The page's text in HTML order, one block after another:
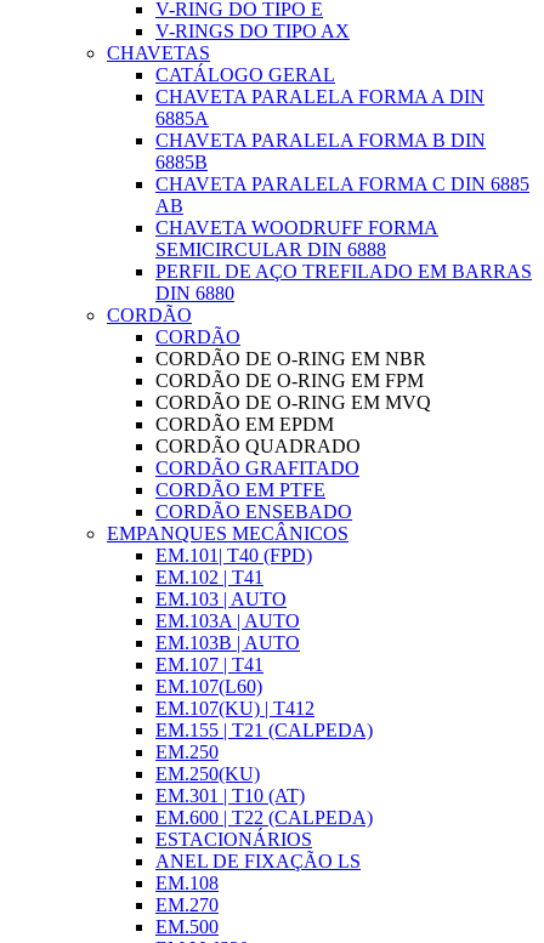
V-RING DO TIPO E
V-RINGS DO TIPO AX
CHAVETAS
CATÁLOGO GERAL
CHAVETA PARALELA FORMA A DIN
6885A
CHAVETA PARALELA FORMA B DIN
6885B
CHAVETA PARALELA FORMA C DIN 6885
AB
CHAVETA WOODRUFF FORMA
SEMICIRCULAR DIN 6888
PERFIL DE AÇO TREFILADO EM BARRAS
DIN 6880
CORDÃO
CORDÃO
CORDÃO DE O-RING EM NBR
CORDÃO DE O-RING EM FPM
CORDÃO DE O-RING EM MVQ
CORDÃO EM EPDM
CORDÃO QUADRADO
CORDÃO GRAFITADO
CORDÃO EM PTFE
CORDÃO ENSEBADO
EMPANQUES MECÂNICOS
EM.101| T40 (FPD)
EM.102 | T41
EM.103 | AUTO
EM.103A | AUTO
EM.103B | AUTO
EM.107 | T41
EM.107(L60)
EM.107(KU) | T412
EM.155 | T21 (CALPEDA)
EM.250
EM.250(KU)
EM.301 | T10 (AT)
EM.600 | T22 (CALPEDA)
ESTACIONÁRIOS
ANEL DE FIXAÇÃO LS
EM.108
EM.270
EM.500